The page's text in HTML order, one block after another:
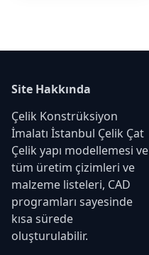
Site Hakkında
Çelik Konstrüksiyon
İmalatı İstanbul Çelik Çat
Çelik yapı modellemesi ve
tüm üretim çizimleri ve
malzeme listeleri, CAD
programları sayesinde
kısa sürede
oluşturulabilir.